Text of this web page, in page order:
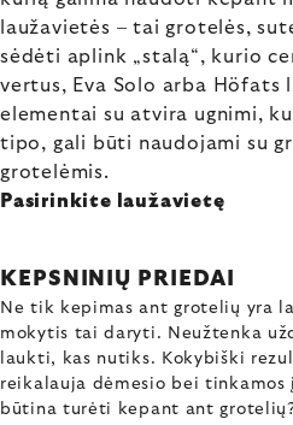
laužavietės – tai grotelės,
sėdėti aplink „stalą“, kurio
vertus, Eva Solo arba Höfats
elementai su atvira ugnimi,
tipo, gali būti naudojami su
grotelėmis.
Pasirinkite laužavietę
KEPSNINIŲ PRIEDAI
Ne tik kepimas ant grotelių yra
mokytis tai daryti. Neužtenka
laukti, kas nutiks. Kokybiški
reikalauja dėmesio bei tinkamos
būtina turėti kepant ant